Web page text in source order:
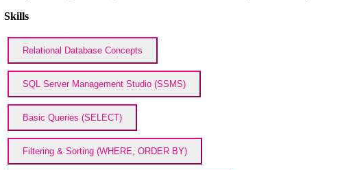
Skills
Relational Database Concepts
SQL Server Management Studio (SSMS)
Basic Queries (SELECT)
Filtering & Sorting (WHERE, ORDER BY)